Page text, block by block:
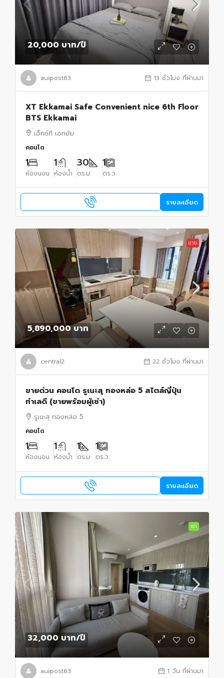
20,000 บาท/ปี
auipost63 13 ชั่วโมง ที่ผ่านมา
XT Ekkamai Safe Convenient nice 6th Floor
BTS Ekkamai
เอ็กซ์ที เอกมัย
คอนโด
1
ห้องนอน
1
ห้องน้ำ
30
ตร.ม.
1
ตร.ว.
รายละเอียด
ขาย
5,890,000 บาท
central2 22 ชั่วโมง ที่ผ่านมา
ขายด่วน คอนโด รูเนะสุ ทองหล่อ 5 สไตล์ญี่ปุ่น
ทำเลดี (ขายพร้อมผู้เช่า)
รูเนะสุ ทองหล่อ 5
คอนโด
1
ห้องนอน
1
ห้องน้ำ
1
ตร.ม.
1
ตร.ว.
รายละเอียด
เช่า
32,000 บาท/ปี
auipost63 1 วัน ที่ผ่านมา